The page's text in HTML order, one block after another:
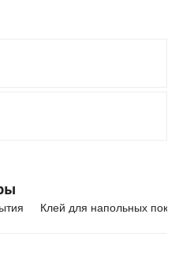
Клей для напольных